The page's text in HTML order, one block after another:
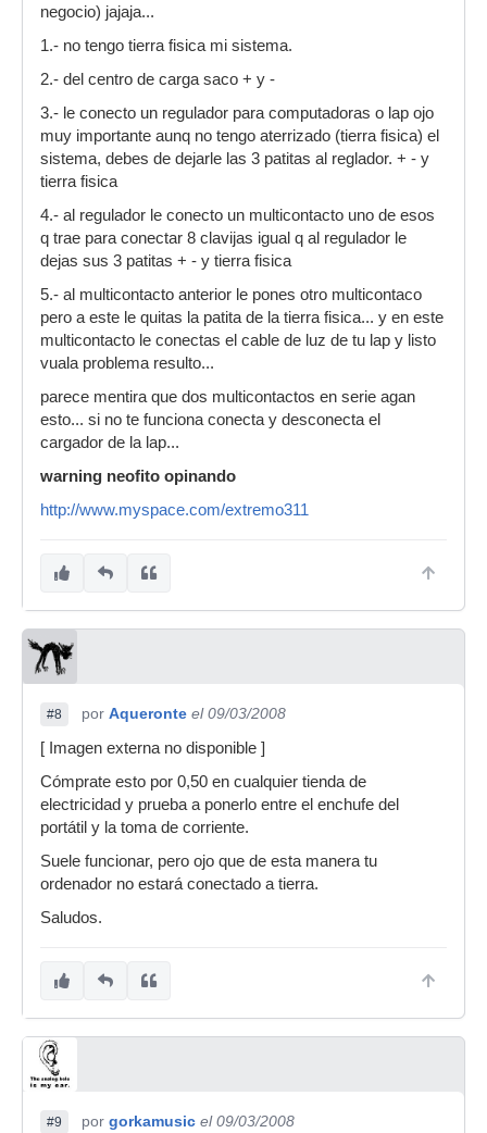
negocio) jajaja...
1.- no tengo tierra fisica mi sistema.
2.- del centro de carga saco + y -
3.- le conecto un regulador para computadoras o lap ojo
muy importante aunq no tengo aterrizado (tierra fisica) el
sistema, debes de dejarle las 3 patitas al reglador. + - y
tierra fisica
4.- al regulador le conecto un multicontacto uno de esos
q trae para conectar 8 clavijas igual q al regulador le
dejas sus 3 patitas + - y tierra fisica
5.- al multicontacto anterior le pones otro multicontaco
pero a este le quitas la patita de la tierra fisica... y en este
multicontacto le conectas el cable de luz de tu lap y listo
vuala problema resulto...
parece mentira que dos multicontactos en serie agan
esto... si no te funciona conecta y desconecta el
cargador de la lap...
warning neofito opinando
http://www.myspace.com/extremo311
#8 por Aqueronte el 09/03/2008
[ Imagen externa no disponible ]
Cómprate esto por 0,50 en cualquier tienda de
electricidad y prueba a ponerlo entre el enchufe del
portátil y la toma de corriente.
Suele funcionar, pero ojo que de esta manera tu
ordenador no estará conectado a tierra.
Saludos.
#9 por gorkamusic el 09/03/2008